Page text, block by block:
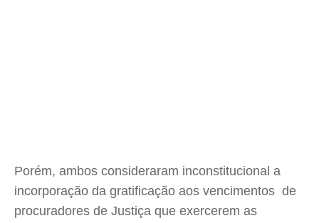
Porém, ambos consideraram inconstitucional a
incorporação da gratificação aos vencimentos de
procuradores de Justiça que exercerem as